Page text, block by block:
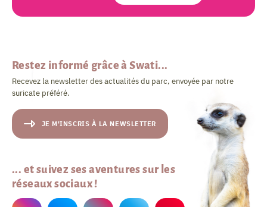
Restez informé grâce à Swati...
Recevez la newsletter des actualités du parc, envoyée par notre
suricate préféré.
JE M'INSCRIS À LA NEWSLETTER
... et suivez ses aventures sur les
réseaux sociaux !